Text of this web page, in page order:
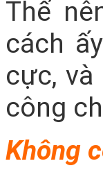
Thế
cách
cực,
công
Không